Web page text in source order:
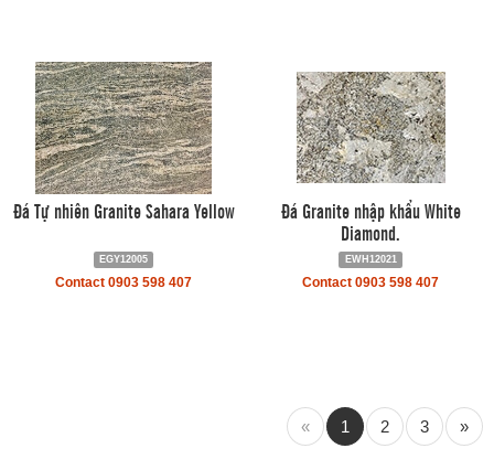
Đá Tự nhiên Granite Sahara Yellow
EGY12005
Contact 0903 598 407
Đá Granite nhập khẩu White
Diamond.
EWH12021
Contact 0903 598 407
« 1 2 3 »